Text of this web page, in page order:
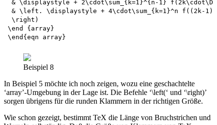
& \displaystyle + 2\cdot\sum_{k=1}^{n-1}
& \left. \displaystyle + 4\cdot\sum_{k=1}^n f((2k-
\right)
\end {array}
Beispiel 8
In Beispiel 5 möchte ich noch zeigen, wozu eine geschachtelte
‘array’-Umgebung in der Lage ist. Die Befehle ‘\left(‘ und ‘\right)’
sorgen übrigens für die runden Klammern in der richtigen Größe.
Wie schon gezeigt, bestimmt TeX die Länge von Bruchstrichen und